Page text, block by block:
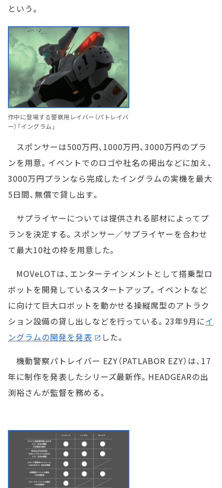
という。
作中に登場する警察用レイバー（パトレイバ
ー）「イングラム」
スポンサーは500万円、1000万円、3000万円のプラ
ンを用意。イベントでのロゴや社名の掲出などに加え、
3000万円プランなら完成したイングラムの実機を最大
5日間、無償で貸し出す。
サプライヤーについては提供される部材によってプ
ランを決定する。スポンサー／サプライヤーを合わせ
て最大10社の枠を用意した。
MOVeLOTは、エンターテインメントとして搭乗型ロ
ボットを開発しているスタートアップ。イベントなど
に向けて巨大ロボットを動かせる操縦席型のアトラク
ション設備の貸し出しなどを行っている。23年9月にイ
ングラムの開発を発表
した。
機動警察パトレイバー EZY（PATLABOR EZY）は、17
年に制作を発表したシリーズ最新作。HEADGEARの出
渕裕さんが監督を務める。